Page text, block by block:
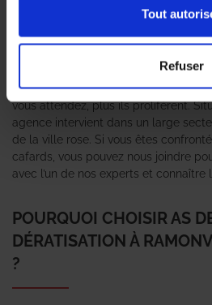
Tout
Refuser
En fait, il faut savoir que ces
chaleur, la nourriture, les lieux
pour trouver refuge dans une salle
Si vous êtes dans cette situation, ne
vous attendez, plus ils prolifèrent.
agence intervient dans un large
de la ville rose. Si vous êtes
cafards, vous pouvez nous joindre
avec l’un de nos experts et connaître
POURQUOI CHOISIR AS
DÉRATISATION À
?